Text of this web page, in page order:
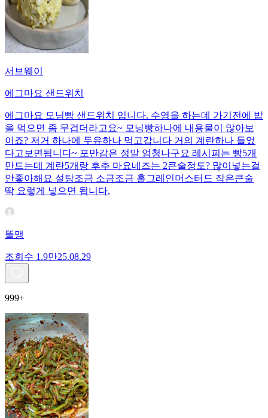
서브웨이
에그마요 샌드위치
에그마요 모닝빵 샌드위치 입니다. 수영을 하는데 가기전에 밥
을 먹으면 좀 무겁더라고요~ 모닝빵하나에 내용물이 많아보
이죠? 저거 하나에 두유하나 먹고갑니다 거의 계란하나 들었
다고보면됩니다~ 포만감은 정말 엄청나구요 레시피는 빵5개
만드는데 계란5개랑 후추 마요네즈는 2큰술정도? 많이넣는걸
안좋아해요 설탕조금 소금조금 홀그레인머스터드 작은큰술
딱 요렇게 넣으면 됩니다.
똘맹
조회수 1.9만25.08.29
999+